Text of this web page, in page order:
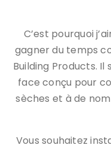
C’est pourquoi
gagner du temps
Building Products.
face conçu pour
sèches et à de
Vous souhaitez